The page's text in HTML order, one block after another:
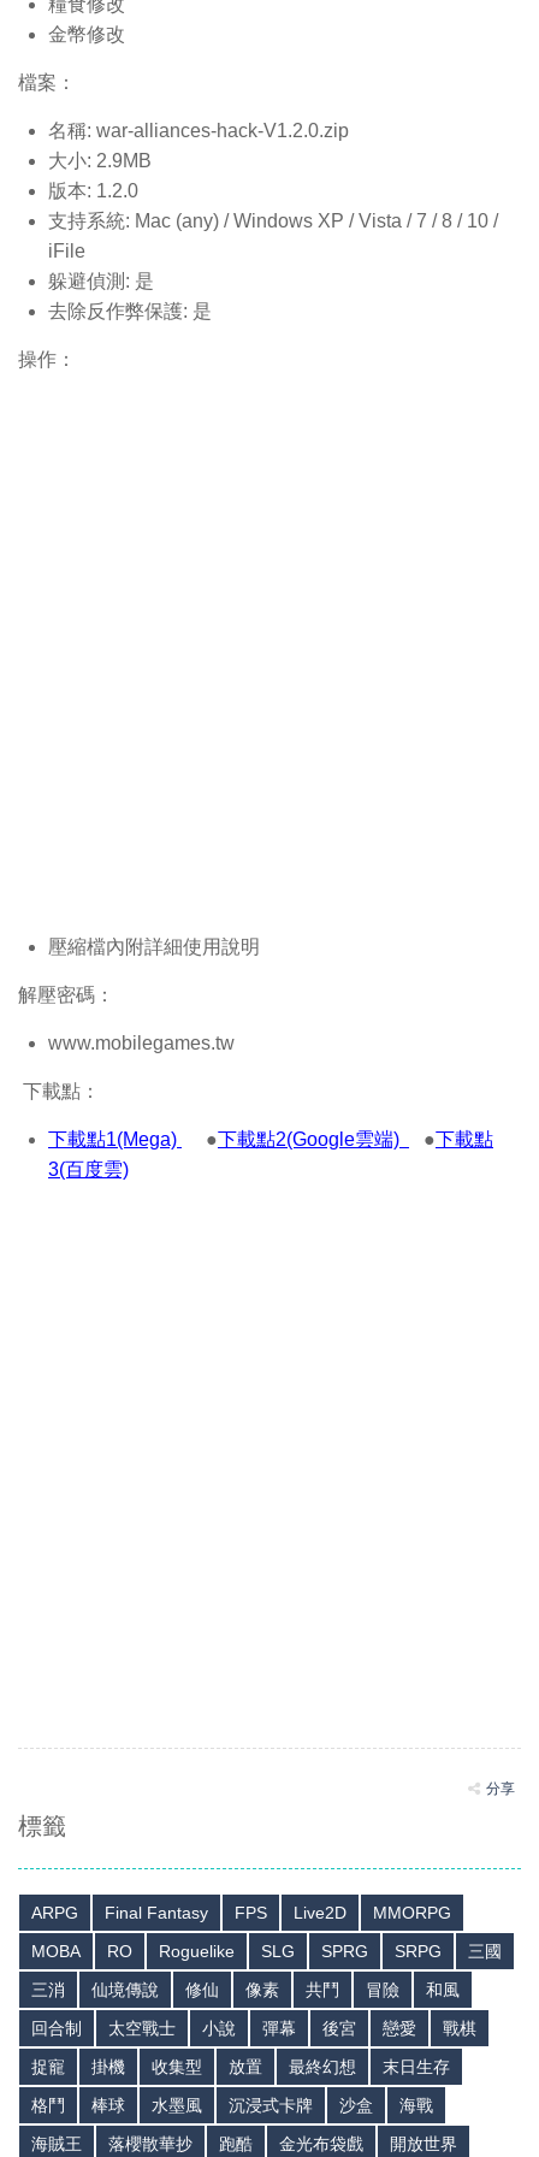
金幣修改
檔案：
名稱: war-alliances-hack-V1.2.0.zip
大小: 2.9MB
版本: 1.2.0
支持系統: Mac (any) / Windows XP / Vista / 7 / 8 / 10 /
iFile
躲避偵測: 是
去除反作弊保護: 是
操作：
壓縮檔內附詳細使用說明
解壓密碼：
www.mobilegames.tw
下載點：
下載點1(Mega) ●下載點2(Google雲端) ●下載點
3(百度雲)
分享
標籤
ARPG Final Fantasy FPS Live2D
MMORPG
MOBA
RO Roguelike SLG SPRG SRPG
三國
三消
仙境傳說 修仙 像素 共鬥 冒險
和風
回合制
太空戰士 小說 彈幕 後宮 戀愛
戰棋
捉寵
掛機 收集型 放置 最終幻想
末日生存
格鬥
棒球 水墨風 沉浸式卡牌 沙盒
海戰
海賊王
落櫻散華抄 跑酷 金光布袋戲
開放世界